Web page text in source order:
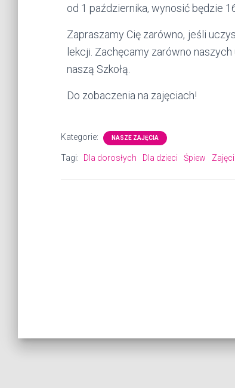
od 1 października, wynosić będzie
Zapraszamy Cię zarówno, jeśli
lekcji. Zachęcamy zarówno
naszą Szkołą.
Do zobaczenia na zajęciach!
Kategorie: NASZE ZAJĘCIA
Tagi: Dla dorosłych Dla dzieci Śpiew